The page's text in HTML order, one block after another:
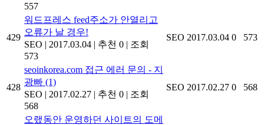
557
429
워드프레스 feed주소가 안열리고
오류가 날 경우!
SEO | 2017.03.04 | 추천 0 | 조회
573
SEO 2017.03.04 0 573
428
seoinkorea.com 접근 에러 문의 - 지
광빠 (1)
SEO | 2017.02.27 | 추천 0 | 조회
568
SEO 2017.02.27 0 568
오랬동안 운영하던 사이트의 도메